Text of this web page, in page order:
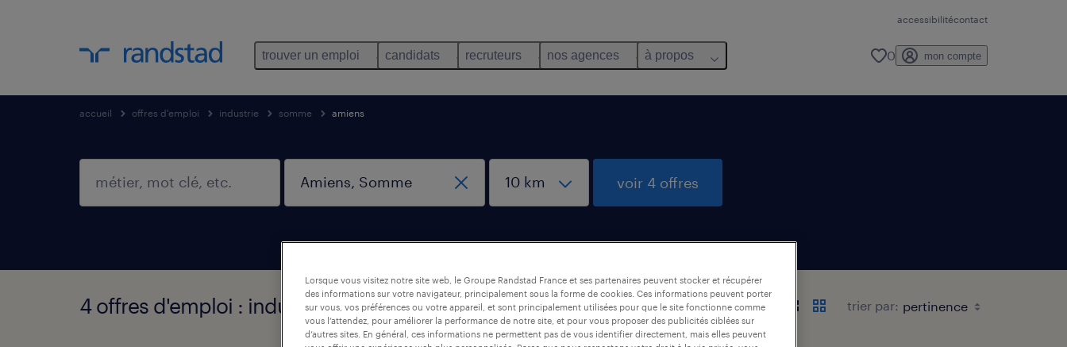
accessibilitécontact
trouver un emploi candidats recruteurs nos agences à propos 0 mon compte
accueil offres d'emploi industrie somme amiens
voir 4 offres
4 offres d'emploi : industrie, Amiens, Somme trier par:
Lorsque vous visitez notre site web, le Groupe Randstad France et ses partenaires peuvent stocker et récupérer
des informations sur votre navigateur, principalement sous la forme de cookies. Ces informations peuvent porter
sur vous, vos préférences ou votre appareil, et sont principalement utilisées pour que le site fonctionne comme
vous l’attendez, pour améliorer la performance de notre site, et pour vous proposer des publicités ciblées sur
d’autres sites. En général, ces informations ne permettent pas de vous identifier directement, mais elles peuvent